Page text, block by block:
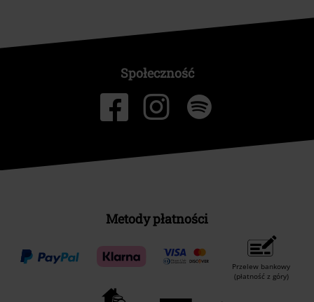
Społeczność
Metody płatności
Przelew bankowy
(płatność z góry)